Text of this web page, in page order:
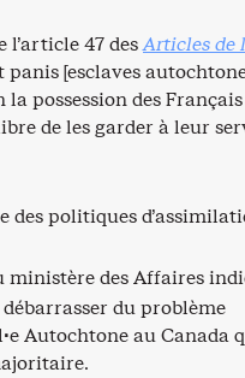
l’article 47 desArticles de
panis [esclaves
la possession des
de les garder à leur
des politiques
des Affaires
du problème
Autochtone au Canada